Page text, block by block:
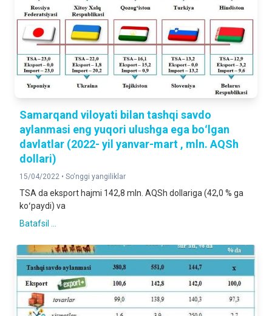
Samarqand viloyati bilan tashqi savdo
aylanmasi eng yuqori ulushga ega boʻlgan
davlatlar (2022- yil yanvar-mart , mln. AQSh
dollari)
15/04/2022 • So‘nggi yangiliklar
TSA da eksport hajmi 142,8 mln. AQSh dollariga (42,0 % ga
koʻpaydi) va
Batafsil ...